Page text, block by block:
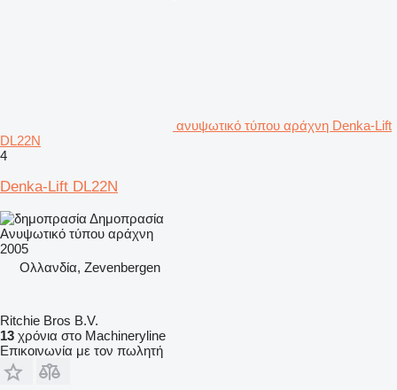
ανυψωτικό τύπου αράχνη Denka-Lift
DL22N
4
Denka-Lift DL22N
Δημοπρασία
Ανυψωτικό τύπου αράχνη
2005
Ολλανδία, Zevenbergen
Ritchie Bros B.V.
13 χρόνια στο Machineryline
Επικοινωνία με τον πωλητή